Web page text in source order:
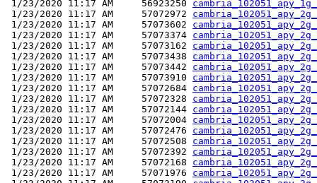
1/23/2020 11:17 AM     56923250
1/23/2020 11:17 AM     57072972
1/23/2020 11:17 AM     57073602
1/23/2020 11:17 AM     57073374
1/23/2020 11:17 AM     57073162
1/23/2020 11:17 AM     57073438
1/23/2020 11:17 AM     57073442
1/23/2020 11:17 AM     57073910
1/23/2020 11:17 AM     57072684
1/23/2020 11:17 AM     57072328
1/23/2020 11:17 AM     57072144
1/23/2020 11:17 AM     57072004
1/23/2020 11:17 AM     57072476
1/23/2020 11:17 AM     57072508
1/23/2020 11:17 AM     57072392
1/23/2020 11:17 AM     57072168
1/23/2020 11:17 AM     57071976